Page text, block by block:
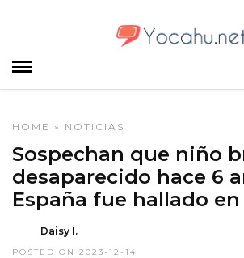
HOME » NOTICIAS
Sospechan que niño
desaparecido hace 6
España fue hallado en
Daisy I.
POSTED ON 2023-12-14